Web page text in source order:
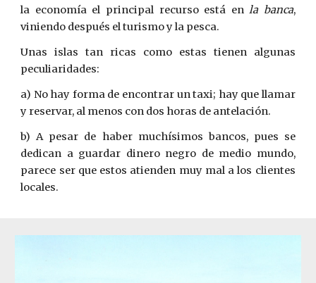
la economía el principal recurso está enla banca,
viniendo después el turismo y la pesca.
Unas islas tan ricas como estas tienen algunas
peculiaridades:
a) No hay forma de encontrar un taxi; hay que llamar
y reservar, al menos con dos horas de antelación.
b) A pesar de haber muchísimos bancos, pues se
dedican a guardar dinero negro de medio mundo,
parece ser que estos atienden muy mal a los clientes
locales.